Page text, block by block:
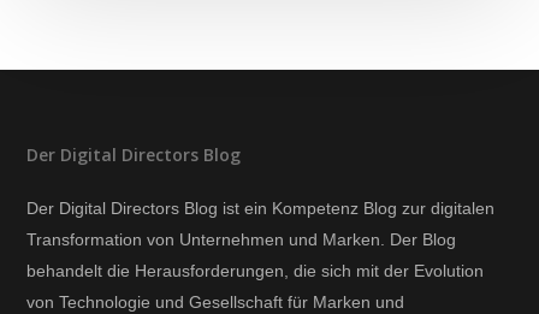
Der Digital Directors Blog
Der Digital Directors Blog ist ein Kompetenz Blog zur digitalen
Transformation von Unternehmen und Marken. Der Blog
behandelt die Herausforderungen, die sich mit der Evolution
von Technologie und Gesellschaft für Marken und